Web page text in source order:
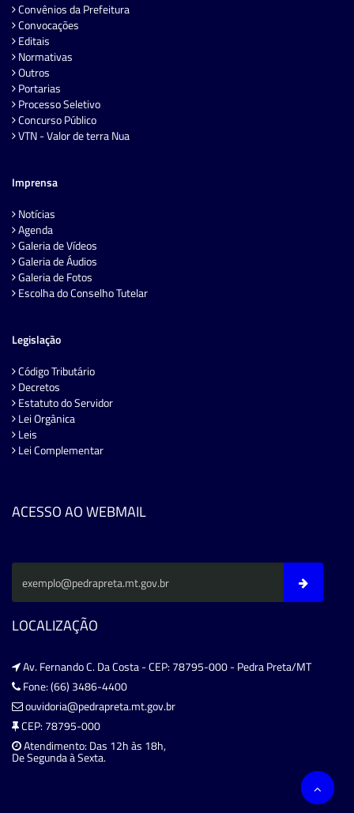
Convênios da Prefeitura
Convocações
Editais
Normativas
Outros
Portarias
Processo Seletivo
Concurso Público
VTN - Valor de terra Nua
Imprensa
Notícias
Agenda
Galeria de Vídeos
Galeria de Áudios
Galeria de Fotos
Escolha do Conselho Tutelar
Legislação
Código Tributário
Decretos
Estatuto do Servidor
Lei Orgânica
Leis
Lei Complementar
ACESSO AO WEBMAIL
LOCALIZAÇÃO
Av. Fernando C. Da Costa - CEP: 78795-000 - Pedra Preta/MT
Fone: (66) 3486-4400
ouvidoria@pedrapreta.mt.gov.br
CEP: 78795-000
Atendimento: Das 12h às 18h,
De Segunda à Sexta.